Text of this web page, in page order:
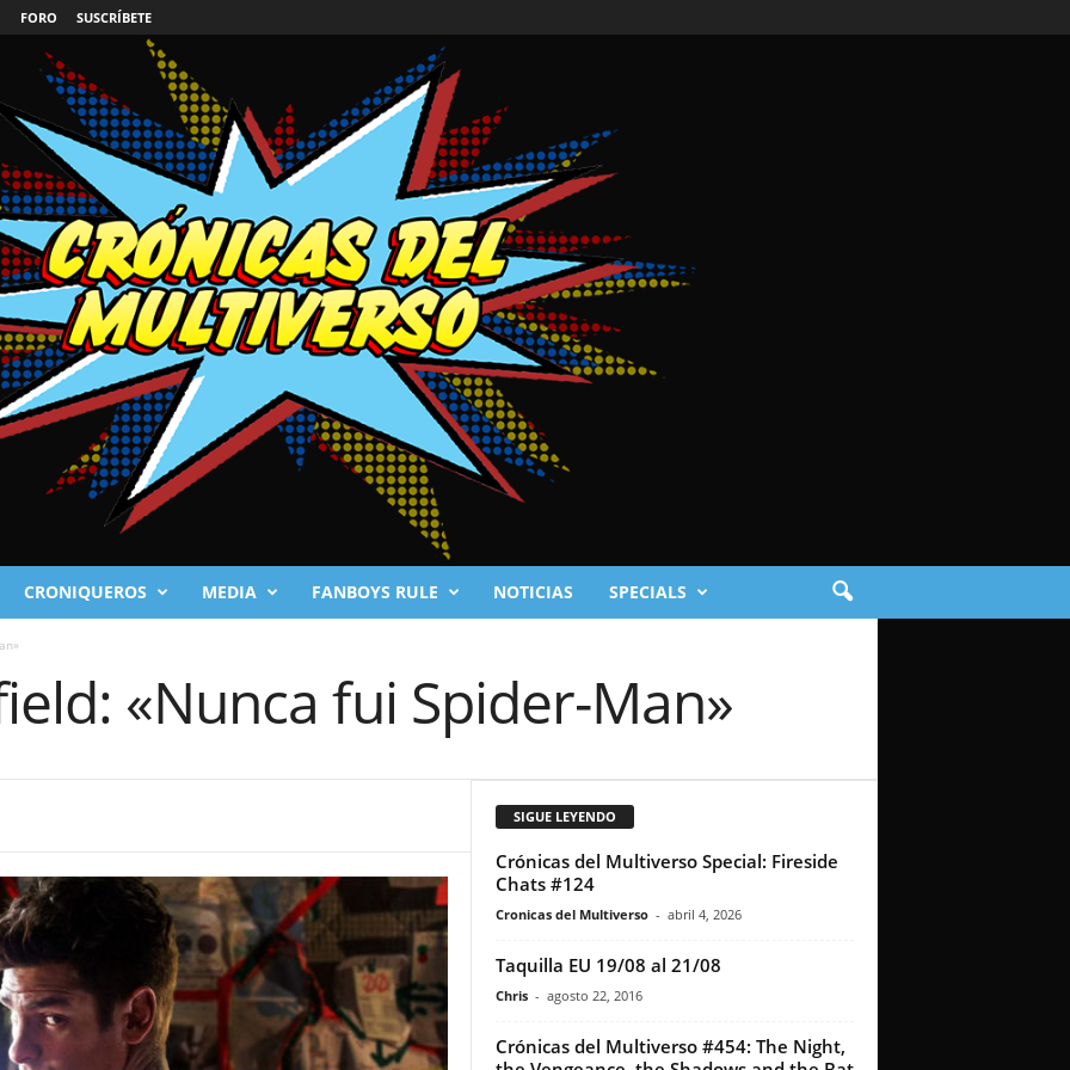
FORO SUSCRÍBETE
CRONIQUEROS MEDIA FANBOYS RULE NOTICIAS SPECIALS
«Nunca fui Spider-Man»
SIGUE LEYENDO
Crónicas del Multiverso Special: Fireside
Chats #124
Cronicas del Multiverso - abril 4, 2026
Taquilla EU 19/08 al 21/08
Chris - agosto 22, 2016
Crónicas del Multiverso #454: The Night,